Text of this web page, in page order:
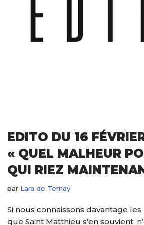
EDITO DU 16
« QUEL MALHEUR
QUI RIEZ
par Lara de Ternay
Si nous connaissons davantage
que Saint Matthieu s’en souvient,